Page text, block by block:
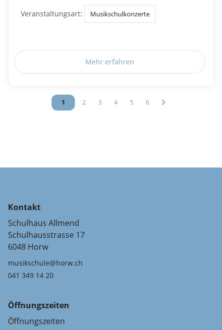
Veranstaltungsart: Musikschulkonzerte
Mehr erfahren
Vous êtes sur la page
1 Vous êtes sur la page
2 Vous êtes sur la page
3 Vous êtes sur la page
4 Vous êtes sur la page
5 Vous êtes sur la page
6
Kontakt
Schulhaus Allmend
Schulhausstrasse 17
6048 Horw
musikschule@horw.ch
041 349 14 20
Öffnungszeiten
Öffnungszeiten